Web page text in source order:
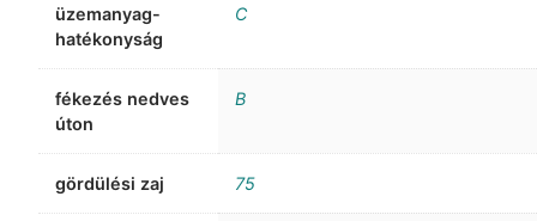
üzemanyag-
hatékonyság
C
fékezés nedves
úton
B
gördülési zaj 75